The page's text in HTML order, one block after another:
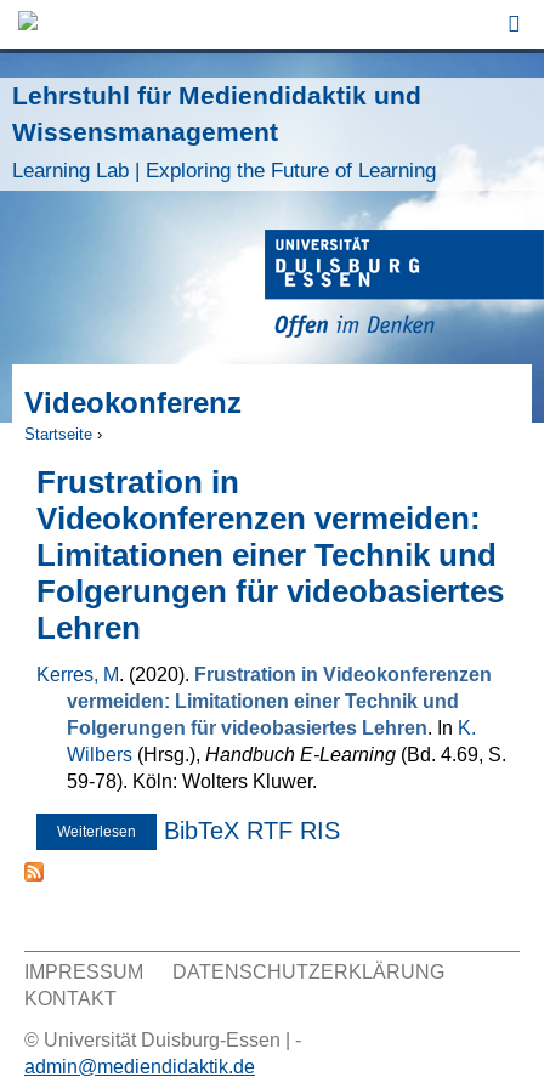
Lehrstuhl für Mediendidaktik und
Wissensmanagement
Learning Lab | Exploring the Future of Learning
Videokonferenz
Sie sind hier
Startseite ›
Frustration in
Videokonferenzen vermeiden:
Limitationen einer Technik und
Folgerungen für videobasiertes
Lehren
Kerres, M. (2020). Frustration in Videokonferenzen
vermeiden: Limitationen einer Technik und
Folgerungen für videobasiertes Lehren. In K.
Wilbers (Hrsg.), Handbuch E-Learning (Bd. 4.69, S.
59-78). Köln: Wolters Kluwer.
Weiterlesen über Frustration in Videokonferenzen vermeiden:
BibTeX RTF RIS
Sekundär Menü
IMPRESSUM
DATENSCHUTZERKLÄRUNG
KONTAKT
© Universität Duisburg-Essen | -
admin@mediendidaktik.de